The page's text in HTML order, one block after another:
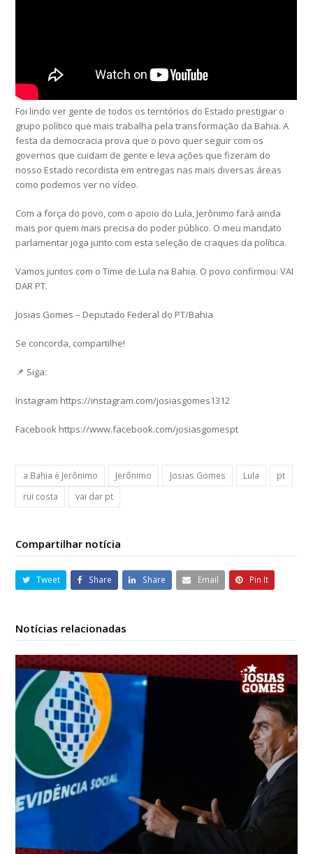
Foi lindo ver gente de todos os territórios do Estado prestigiar o
grupo político que mais trabalha pela transformação da Bahia. A
festa da democracia prova que o povo quer seguir com os
governos que cuidam de gente e leva ações que fizeram do
nosso Estado recordista em entregas nas mais diversas áreas
como podemos ver no vídeo.
Com a força do povo, com o apoio do Lula, Jerônimo fará ainda
mais por quem mais precisa do poder público. O meu mandato
parlamentar joga junto com esta seleção de craques da política.
Vamos juntos com o Time de Lula na Bahia. O povo confirmou: VAI
DAR PT.
Josias Gomes – Deputado Federal do PT/Bahia
Se concorda, compartilhe!
📌 Siga:
Instagram https://instagram.com/josiasgomes1312
Facebook https://www.facebook.com/josiasgomespt
a Bahia é Jerônimo Jerônimo Josias Gomes Lula
pt
rui costa
vai dar pt
Compartilhar notícia
Tweet Share Share Email Pin It
Notícias relacionadas